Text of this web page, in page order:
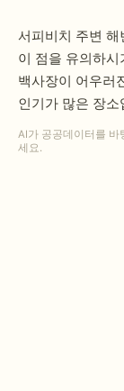
서피비치 주변
이 점을 유의하
백사장이 어우러
인기가 많은 장소
AI가 공공데이터를 바
세요.